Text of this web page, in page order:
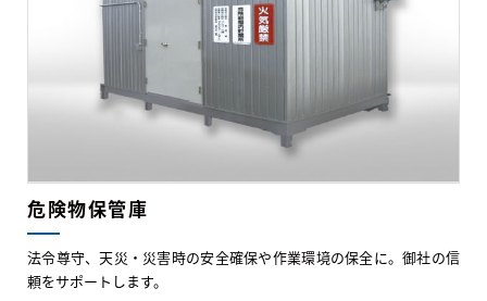
危険物保管庫
法令尊守、天災・災害時の安全確保や作業環境の保全に。御社の信
頼をサポートします。